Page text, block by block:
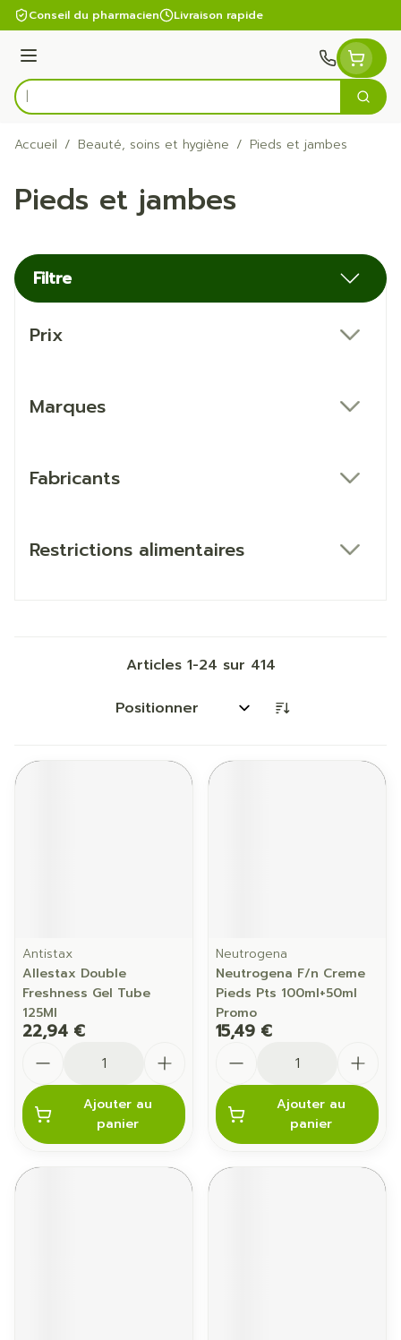
Aller au contenu
Conseil du pharmacien Livraison rapide
Menu
Rechercher
Accueil / Beauté, soins et hygiène / Pieds et jambes
Pieds et jambes
Filtre
Prix
Marques
Fabricants
Restrictions alimentaires
Articles 1-24 sur 414
Trier par:
Antistax
Allestax Double
Freshness Gel Tube
125Ml
22,94 €
Ajouter au
panier
Neutrogena
Neutrogena F/n Creme
Pieds Pts 100ml+50ml
Promo
15,49 €
Ajouter au
panier